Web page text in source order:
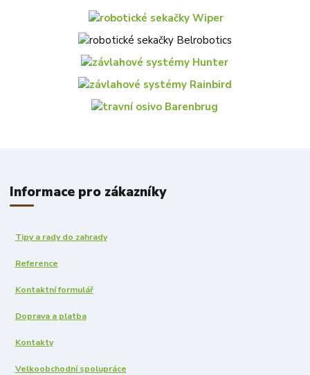
Informace pro zákazníky
Tipy a rady do zahrady
Reference
Kontaktní formulář
Doprava a platba
Kontakty
Velkoobchodní spolupráce